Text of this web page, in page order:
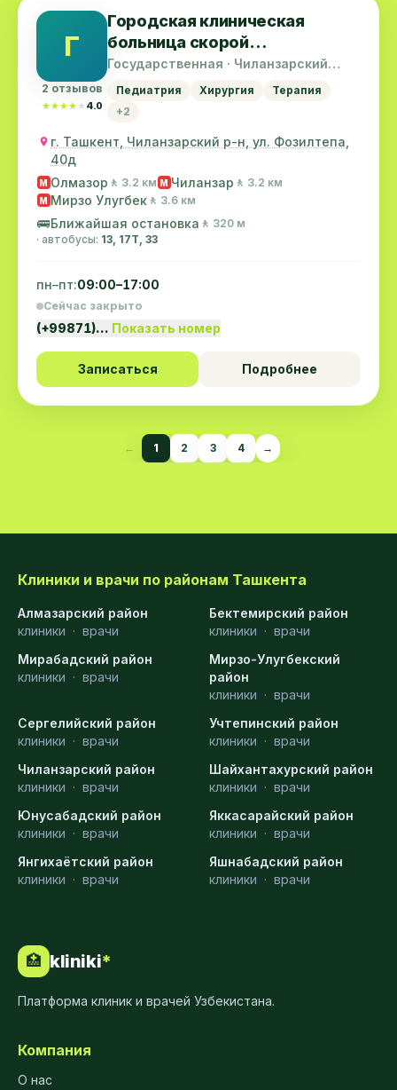
Г
2 отзывов
★★★★★
★★★★★ 4.0
Городская клиническая
больница скорой
медицинской помощи
(Неотложка)
Государственная · Чиланзарский
Педиатрия Хирургия
Терапия
+2
г. Ташкент, Чиланзарский р-н, ул. Фозилтепа,
40д
M Олмазор 🚶 3.2 км M Чиланзар 🚶 3.2 км
M Мирзо Улугбек 🚶 3.6 км
🚌Ближайшая остановка 🚶 320 м
· автобусы: 13, 17T, 33
пн–пт:09:00–17:00
Сейчас закрыто
(+99871)… Показать номер
Записаться Подробнее
← 1 2 3 4 →
Клиники и врачи по районам Ташкента
Алмазарский район
клиники · врачи
Бектемирский район
клиники · врачи
Мирабадский район
клиники · врачи
Мирзо-Улугбекский
район
клиники · врачи
Сергелийский район
клиники · врачи
Учтепинский район
клиники · врачи
Чиланзарский район
клиники · врачи
Шайхантахурский район
клиники · врачи
Юнусабадский район
клиники · врачи
Яккасарайский район
клиники · врачи
Янгихаётский район
клиники · врачи
Яшнабадский район
клиники · врачи
🏥 kliniki*
Платформа клиник и врачей Узбекистана.
Компания
О нас